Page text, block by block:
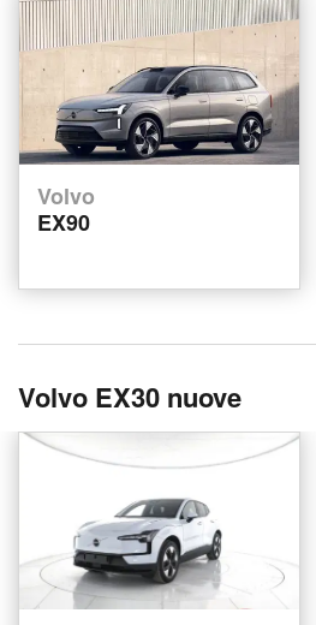
Volvo
EX90
Volvo EX30 nuove